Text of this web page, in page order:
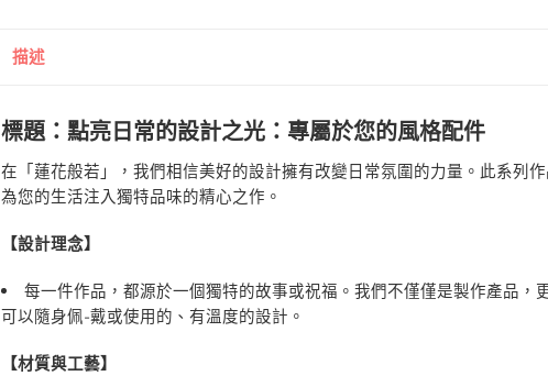
描述
標題：點亮日常的設計之光：專屬於您的風格配件
在「蓮花般若」，我們相信美好的設計擁有改變日常氛圍的力量。此系列
為您的生活注入獨特品味的精心之作。
【設計理念】
每一件作品，都源於一個獨特的故事或祝福。我們不僅僅是製作產品，
可以隨身佩-戴或使用的、有溫度的設計。
【材質與工藝】